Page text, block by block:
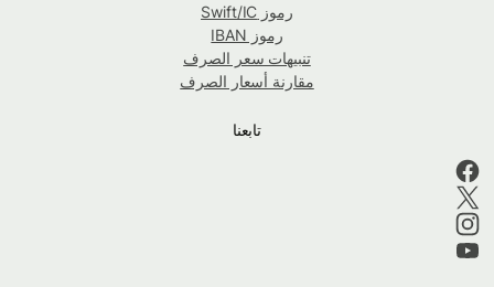
رموز Swift/IC
رموز IBAN
تنبيهات سعر الصرف
مقارنة أسعار الصرف
تابعنا